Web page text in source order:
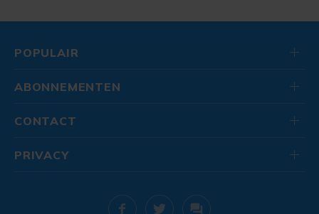
POPULAIR
ABONNEMENTEN
CONTACT
PRIVACY